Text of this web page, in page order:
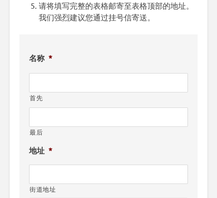
请将填写完整的表格邮寄至表格顶部的地址。
我们强烈建议您通过挂号信寄送。
名称 *
首先
最后
地址 *
街道地址